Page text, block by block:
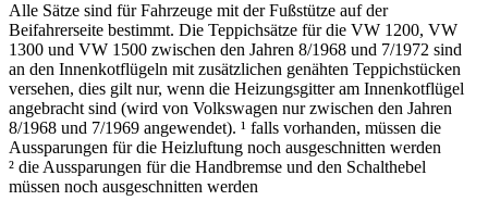
Alle Sätze sind für Fahrzeuge mit der Fußstütze auf der
Beifahrerseite bestimmt. Die Teppichsätze für die VW 1200, VW
1300 und VW 1500 zwischen den Jahren 8/1968 und 7/1972 sind
an den Innenkotflügeln mit zusätzlichen genähten Teppichstücken
versehen, dies gilt nur, wenn die Heizungsgitter am Innenkotflügel
angebracht sind (wird von Volkswagen nur zwischen den Jahren
8/1968 und 7/1969 angewendet). ¹ falls vorhanden, müssen die
Aussparungen für die Heizluftung noch ausgeschnitten werden
² die Aussparungen für die Handbremse und den Schalthebel
müssen noch ausgeschnitten werden